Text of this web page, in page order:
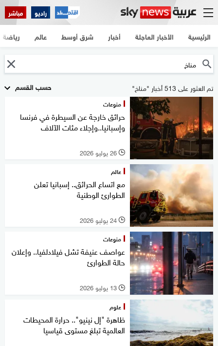
راديو مباشر
الرئيسية الأخبار العاجلة أخبار شرق أوسط عالم رياضة
حسب القسم تم العثور على 513 أخبار "مناخ"
منوعات
حرائق خارجة عن السيطرة في فرنسا
وإسبانيا..وإجلاء مئات الآلاف
l 26 يوليو 2026
عالم
مع اتساع الحرائق.. إسبانيا تعلن
الطوارئ الوطنية
l 24 يوليو 2026
منوعات
عواصف عنيفة تشل فيلادلفيا.. وإعلان
حالة الطوارئ
l 13 يوليو 2026
علوم
ظاهرة "إل نينيو".. حرارة المحيطات
العالمية تبلغ مستوى قياسيا